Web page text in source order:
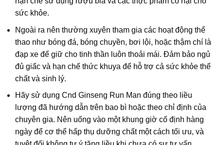
sức khỏe.
Ngoài ra nên thường xuyên tham gia các hoạt động thể
thao như bóng đá, bóng chuyền, bơi lội, hoặc thậm chí là
đạp xe để giữ cho tinh thần luôn thoải mái. Đảm bảo ngủ
đủ giấc và hạn chế thức khuya để hỗ trợ cả sức khỏe thể
chất và sinh lý.
Hãy sử dụng Cnd Ginseng Run Man đúng theo liều
lượng đã hướng dẫn trên bao bì hoặc theo chỉ định của
chuyên gia. Nên uống vào một khung giờ cố định hàng
ngày để cơ thể hấp thụ dưỡng chất một cách tối ưu, và